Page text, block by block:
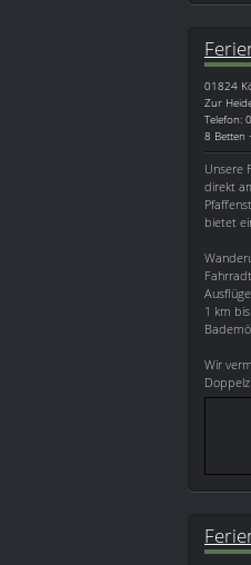
01824
Zur
Telefon:
8 Betten
Unsere
direkt
bietet
1 km
Wir